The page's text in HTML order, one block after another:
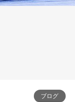
ブログ